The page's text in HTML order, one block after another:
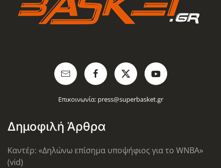
Επικοινωνία: press@superbasket.gr
Δημοφιλή Άρθρα
Καντέρ: «Δηλώνω επίσημα υποψήφιος για το WNBA»
(vid)